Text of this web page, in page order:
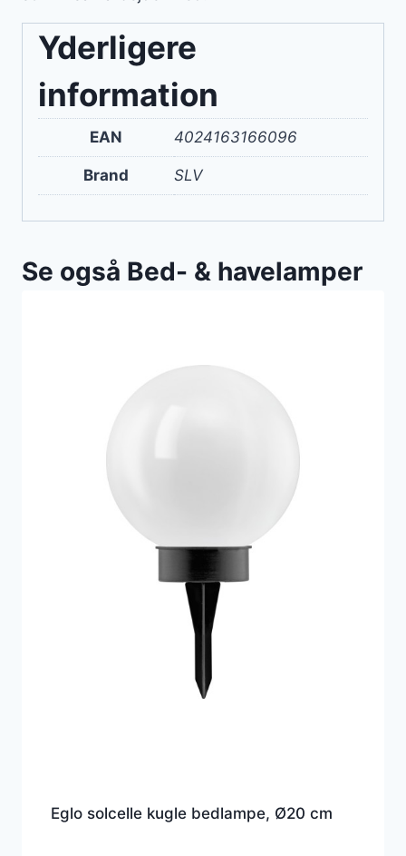
Yderligere
information
EAN 4024163166096
Brand SLV
Se også Bed- & havelamper
Eglo solcelle kugle bedlampe, Ø20 cm